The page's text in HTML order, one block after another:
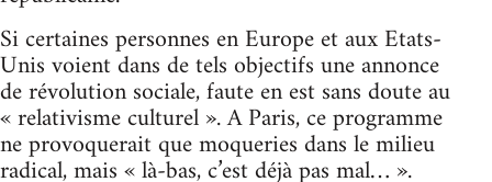
Si certaines personnes en Europe et aux Etats-
Unis voient dans de tels objectifs une annonce
de révolution sociale, faute en est sans doute au
« relativisme culturel ». A Paris, ce programme
ne provoquerait que moqueries dans le milieu
radical, mais « là-bas, c’est déjà pas mal… ».